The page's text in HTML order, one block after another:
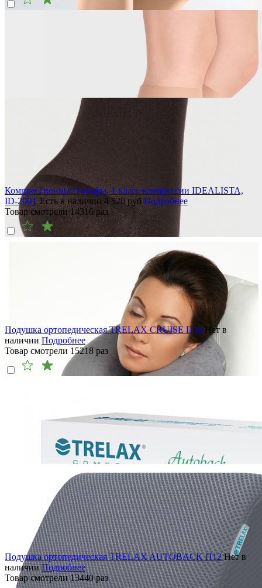
Компрессионные гольфы, 1 класс компрессии IDEALISTA,
ID-200TЕсть в наличии 4 520руб Подробнее
Товар смотрели14316 раз
Подушка ортопедическая TRELAX CRUISE П36 Нет в
наличии Подробнее
Товар смотрели 15218 раз
Подушка ортопедическая TRELAX AUTOBACK П12 Нет в
наличии Подробнее
Товар смотрели13440раз